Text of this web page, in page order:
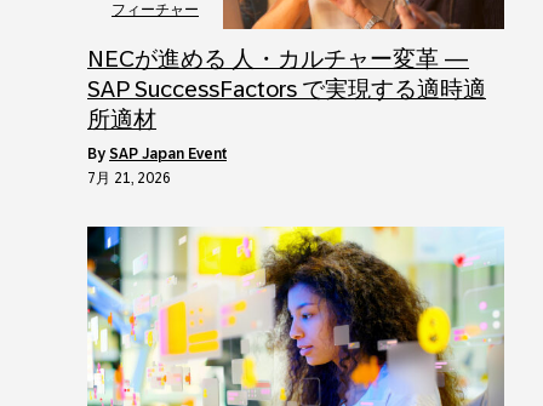
フィーチャー
NECが進める 人・カルチャー変革 ―
SAP SuccessFactors で実現する適時適
所適材
by SAP Japan Event
7月 21, 2026